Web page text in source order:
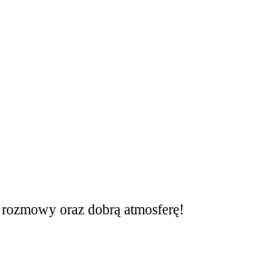
oraz dobrą atmosferę!